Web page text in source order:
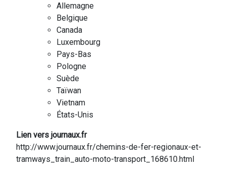
Allemagne
Belgique
Canada
Luxembourg
Pays-Bas
Pologne
Suède
Taïwan
Vietnam
États-Unis
Lien vers journaux.fr
http://www.journaux.fr/chemins-de-fer-regionaux-et-
tramways_train_auto-moto-transport_168610.html